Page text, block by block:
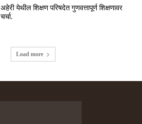
अहेरी येथील शिक्षण परिषदेत गुणवत्तापूर्ण शिक्षणावर
चर्चा.
Load more